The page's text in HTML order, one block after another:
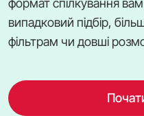
випадковий підбір,
фільтрам чи довші